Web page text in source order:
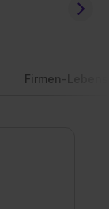
Firmen-